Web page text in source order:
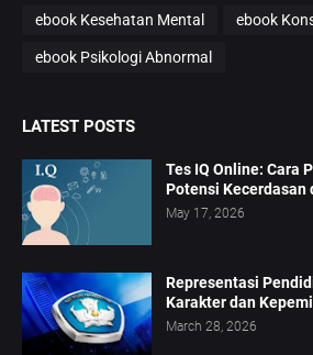
ebook Kesehatan Mental ebook
ebook Psikologi Abnormal
LATEST POSTS
Tes IQ Online: Cara
Potensi Kecerdasan
May 17, 2026
Representasi
Karakter dan
March 28, 2026